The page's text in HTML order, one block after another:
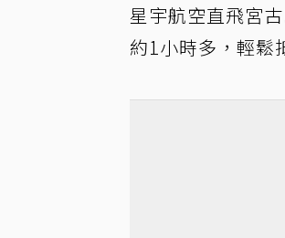
星宇航空直飛宮
約1小時多，輕鬆